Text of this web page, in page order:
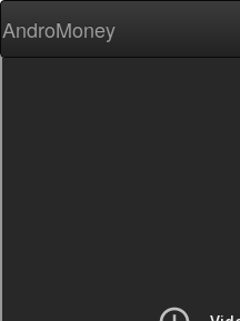
AndroMoney